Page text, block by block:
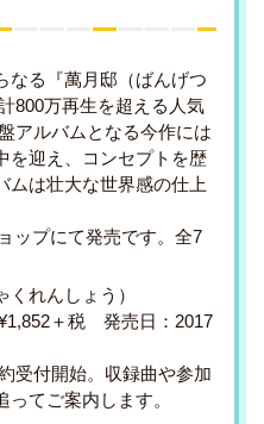
なる『萬月邸（ばんげつ
800万再生を超える人気
アルバムとなる今作には
を迎え、コンセプトを歴
ムは壮大な世界感の仕上
ップにて発売です。全7
れんしょう）
＋税 発売日：2017
受付開始。収録曲や参加
てご案内します。